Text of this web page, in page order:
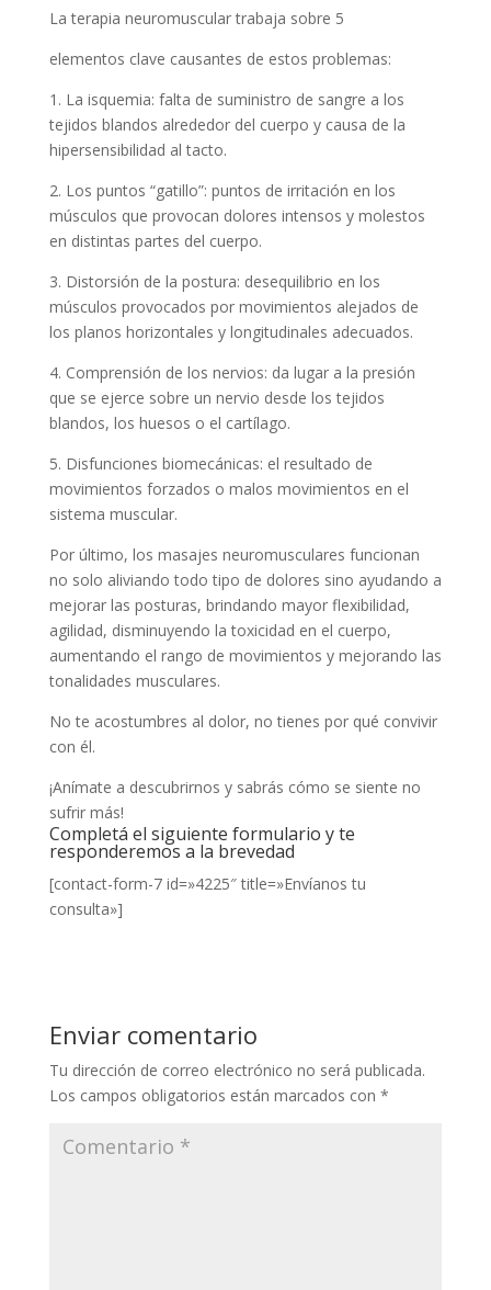
La terapia neuromuscular trabaja sobre 5
elementos clave causantes de estos problemas:
1. La isquemia: falta de suministro de sangre a los
tejidos blandos alrededor del cuerpo y causa de la
hipersensibilidad al tacto.
2. Los puntos “gatillo”: puntos de irritación en los
músculos que provocan dolores intensos y molestos
en distintas partes del cuerpo.
3. Distorsión de la postura: desequilibrio en los
músculos provocados por movimientos alejados de
los planos horizontales y longitudinales adecuados.
4. Comprensión de los nervios: da lugar a la presión
que se ejerce sobre un nervio desde los tejidos
blandos, los huesos o el cartílago.
5. Disfunciones biomecánicas: el resultado de
movimientos forzados o malos movimientos en el
sistema muscular.
Por último, los masajes neuromusculares funcionan
no solo aliviando todo tipo de dolores sino ayudando a
mejorar las posturas, brindando mayor flexibilidad,
agilidad, disminuyendo la toxicidad en el cuerpo,
aumentando el rango de movimientos y mejorando las
tonalidades musculares.
No te acostumbres al dolor, no tienes por qué convivir
con él.
¡Anímate a descubrirnos y sabrás cómo se siente no
sufrir más!
Completá el siguiente formulario y te
responderemos a la brevedad
[contact-form-7 id=»4225″ title=»Envíanos tu
consulta»]
Enviar comentario
Tu dirección de correo electrónico no será publicada.
Los campos obligatorios están marcados con *